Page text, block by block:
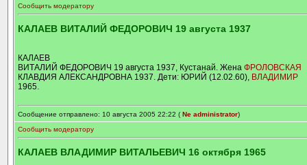
Сообщить модератору
КАЛАЕВ ВИТАЛИЙ ФЕДОРОВИЧ 19 августа 1937
КАЛАЕВ
ВИТАЛИЙ ФЕДОРОВИЧ 19 августа 1937, Кустанай. Жена ФРОЛОВСКАЯ
КЛАВДИЯ АЛЕКСАНДРОВНА 1937. Дети: ЮРИЙ (12.02.60), ВЛАДИМИР
1965.
Сообщение отправлено: 10 августа 2005 22:22 ( Ne administrator)
Сообщить модератору
КАЛАЕВ ВЛАДИМИР ВИТАЛЬЕВИЧ 16 октября 1965